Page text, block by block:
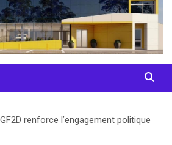
renforce l’engagement politique